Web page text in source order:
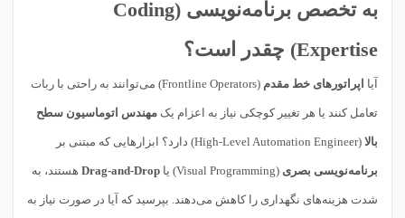
به تخصص برنامه‌نویسی (Coding
Expertise) چقدر است؟
آیا اپراتورهای خط مقدم (Frontline Operators) می‌توانند به راحتی با ربات
تعامل کنند یا هر تغییر کوچکی نیاز به اعزام یک مهندس اتوماسیون سطح
بالا (High-Level Automation Engineer) دارد؟ ابزارهایی که مبتنی بر
برنامه‌نویسی بصری (Visual Programming) یا Drag-and-Drop هستند، به
شدت هزینه‌های نگهداری را کاهش می‌دهند. بپرسید که آیا در صورت نیاز به